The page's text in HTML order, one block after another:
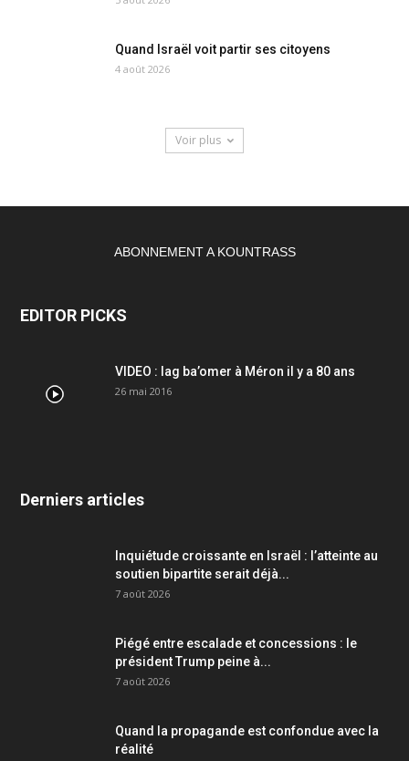
Quand Israël voit partir ses citoyens
4 août 2026
Voir plus
ABONNEMENT A KOUNTRASS
EDITOR PICKS
VIDEO : lag ba’omer à Méron il y a 80 ans
26 mai 2016
Derniers articles
Inquiétude croissante en Israël : l’atteinte au
soutien bipartite serait déjà...
7 août 2026
Piégé entre escalade et concessions : le
président Trump peine à...
7 août 2026
Quand la propagande est confondue avec la
réalité